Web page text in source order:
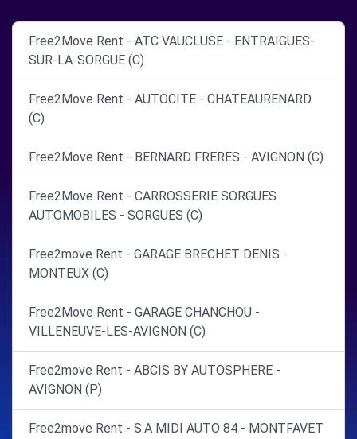
Free2Move Rent - ATC VAUCLUSE - ENTRAIGUES-
SUR-LA-SORGUE (C)
Free2Move Rent - AUTOCITE - CHATEAURENARD
(C)
Free2Move Rent - BERNARD FRERES - AVIGNON (C)
Free2Move Rent - CARROSSERIE SORGUES
AUTOMOBILES - SORGUES (C)
Free2move Rent - GARAGE BRECHET DENIS -
MONTEUX (C)
Free2Move Rent - GARAGE CHANCHOU -
VILLENEUVE-LES-AVIGNON (C)
Free2move Rent - ABCIS BY AUTOSPHERE -
AVIGNON (P)
Free2move Rent - S.A MIDI AUTO 84 - MONTFAVET